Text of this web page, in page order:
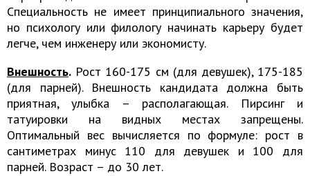
Специальность не имеет принципиального значения,
но психологу или филологу начинать карьеру будет
легче, чем инженеру или экономисту.
Внешность. Рост 160-175 см (для девушек), 175-185
(для парней). Внешность кандидата должна быть
приятная, улыбка – располагающая. Пирсинг и
татуировки на видных местах запрещены.
Оптимальный вес вычисляется по формуле: рост в
сантиметрах минус 110 для девушек и 100 для
парней. Возраст – до 30 лет.